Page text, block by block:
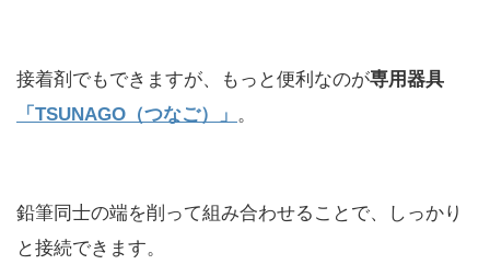
接着剤でもできますが、もっと便利なのが専用器具
「TSUNAGO（つなご）」 。
鉛筆同士の端を削って組み合わせることで、しっかり
と接続できます。